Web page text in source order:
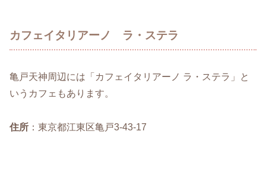
カフェイタリアーノ ラ・ステラ
亀戸天神周辺には「カフェイタリアーノ ラ・ステラ」と
いうカフェもあります。
住所 ：東京都江東区亀戸3-43-17